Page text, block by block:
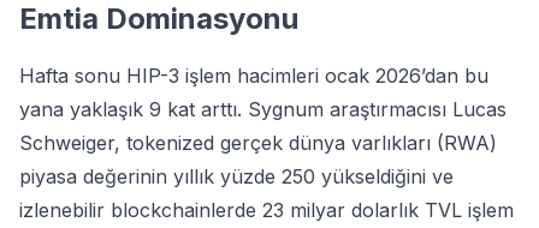
Emtia Dominasyonu
Hafta sonu HIP-3 işlem hacimleri ocak 2026’dan bu
yana yaklaşık 9 kat arttı. Sygnum araştırmacısı Lucas
Schweiger, tokenized gerçek dünya varlıkları (RWA)
piyasa değerinin yıllık yüzde 250 yükseldiğini ve
izlenebilir blockchainlerde 23 milyar dolarlık TVL işlem